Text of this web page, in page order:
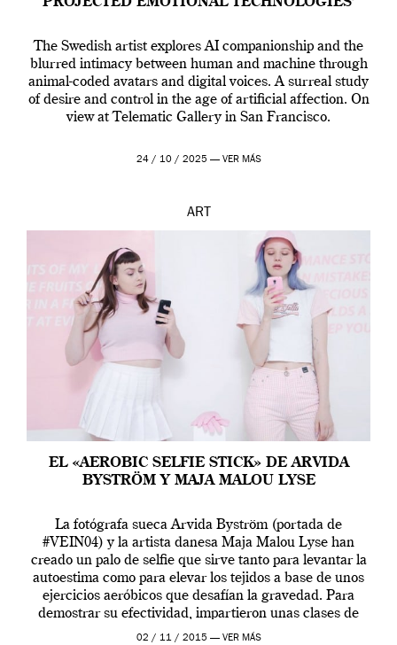
PROJECTED EMOTIONAL TECHNOLOGIES’
The Swedish artist explores AI companionship and the
blurred intimacy between human and machine through
animal-coded avatars and digital voices. A surreal study
of desire and control in the age of artificial affection. On
view at Telematic Gallery in San Francisco.
24 / 10 / 2025 — VER MÁS
ART
EL «AEROBIC SELFIE STICK» DE ARVIDA
BYSTRÖM Y MAJA MALOU LYSE
La fotógrafa sueca Arvida Byström (portada de
#VEIN04) y la artista danesa Maja Malou Lyse han
creado un palo de selfie que sirve tanto para levantar la
autoestima como para elevar los tejidos a base de unos
ejercicios aeróbicos que desafían la gravedad. Para
demostrar su efectividad, impartieron unas clases de
prueba en el Tate […]
02 / 11 / 2015 — VER MÁS